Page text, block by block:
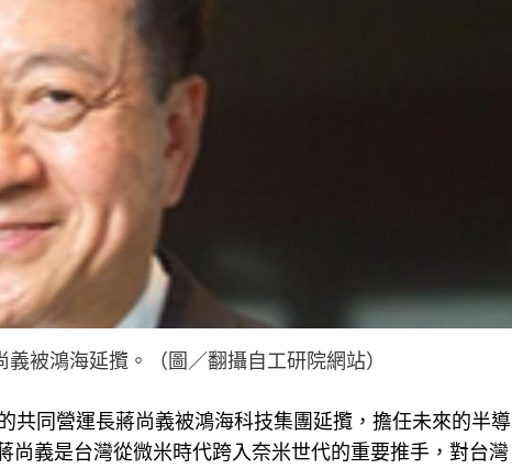
被鴻海延攬。（圖／翻攝自工研院網站）
共同營運長蔣尚義被鴻海科技集團延攬，擔任未來的半導
尚義是台灣從微米時代跨入奈米世代的重要推手，對台灣